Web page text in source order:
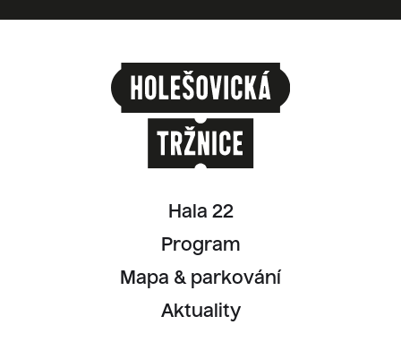
Hala 22
Program
Mapa & parkování
Aktuality